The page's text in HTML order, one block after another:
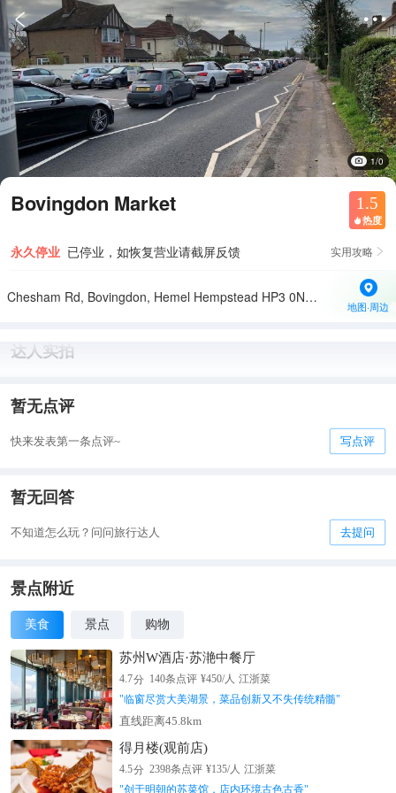
 
1/0
Bovingdon Market 1.5
 热度
永久停业 已停业，如恢复营业请截屏反馈 实用攻略 
Chesham Rd, Bovingdon, Hemel Hempstead HP3 0NP英国
地图·周边
达人实拍
暂无点评
快来发表第一条点评~ 写点评
暂无回答
不知道怎么玩？问问旅行达人 去提问
景点附近
美食 景点 购物
苏州W酒店·苏滟中餐厅
4.7分 140条点评 ¥450/人 江浙菜
"临窗尽赏大美湖景，菜品创新又不失传统精髓"
直线距离45.8km
得月楼(观前店)
4.5分 2398条点评 ¥135/人 江浙菜
"创于明朝的苏菜馆，店内环境古色古香"